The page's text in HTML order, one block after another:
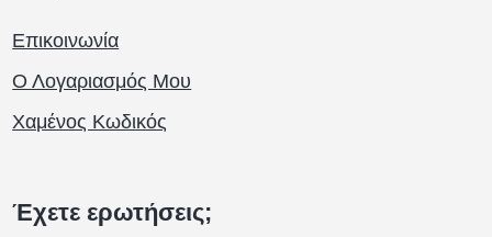
Επικοινωνία
Ο Λογαριασμός Μου
Χαμένος Κωδικός
Έχετε ερωτήσεις;